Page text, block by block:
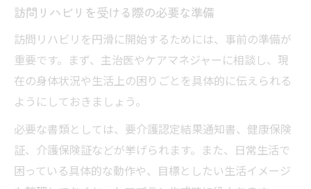
訪問リハビリ対象者の具体的な判定基準
訪問リハビリが必要な状態とは何か
医療保険と訪問リハビリ対象者の違い
訪問リハビリ利用者の家族支援のコツ
現場での訪問リハビリ対象者の事例紹介
医療保険と介護保険の利用条件の違い
訪問リハビリで使える保険の違い解説
医療保険訪問リハビリの利用条件比較
訪問リハビリを受ける際の必要な準備
訪問リハビリを円滑に開始するためには、事前の準備が
重要です。まず、主治医やケアマネジャーに相談し、現
在の身体状況や生活上の困りごとを具体的に伝えられる
ようにしておきましょう。
必要な書類としては、要介護認定結果通知書、健康保険
証、介護保険証などが挙げられます。また、日常生活で
困っている具体的な動作や、目標としたい生活イメージ